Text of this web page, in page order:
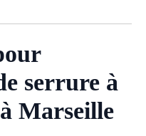
serrure à
Marseille